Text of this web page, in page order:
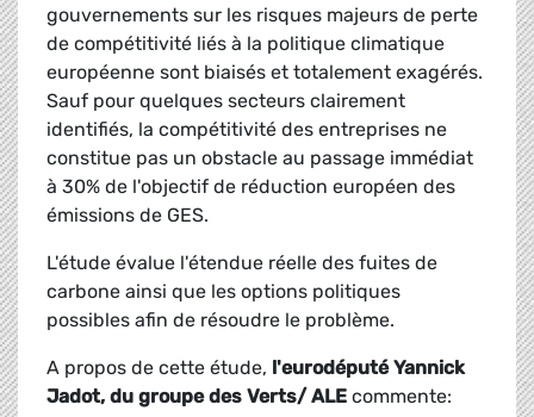
gouvernements sur les risques majeurs de perte
de compétitivité liés à la politique climatique
européenne sont biaisés et totalement exagérés.
Sauf pour quelques secteurs clairement
identifiés, la compétitivité des entreprises ne
constitue pas un obstacle au passage immédiat
à 30% de l'objectif de réduction européen des
émissions de GES.
L'étude évalue l'étendue réelle des fuites de
carbone ainsi que les options politiques
possibles afin de résoudre le problème.
A propos de cette étude, l'eurodéputé Yannick
Jadot, du groupe des Verts/ ALE commente: